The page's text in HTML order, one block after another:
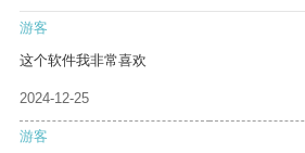
游客
这个软件我非常喜欢
2024-12-25
游客